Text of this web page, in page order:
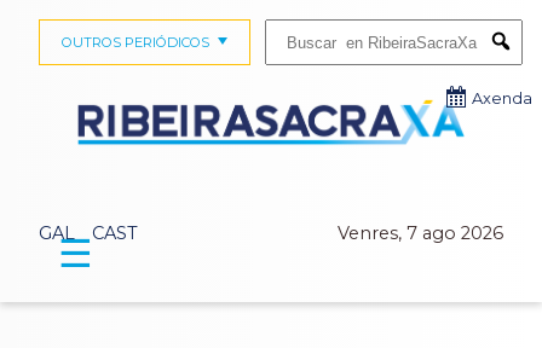
GAL CAST Venres, 7 ago 2026
OUTROS PERIÓDICOS
Axenda
☰